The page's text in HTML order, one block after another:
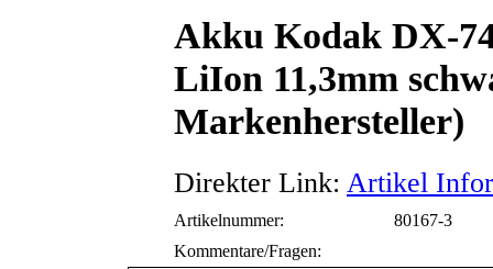
Akku Kodak DX-
LiIon 11,3mm
Markenhersteller)
Direkter Link: Artikel
Artikelnummer:
80167-3
Kommentare/Fragen: